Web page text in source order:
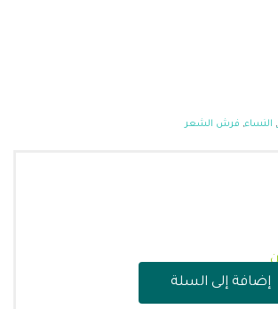
, النساء, فرش الشعر
إضافة إلى السلة